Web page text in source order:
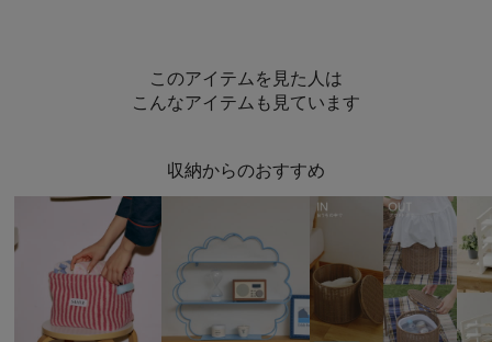
このアイテムを見た人は
こんなアイテムも見ています
収納からのおすすめ